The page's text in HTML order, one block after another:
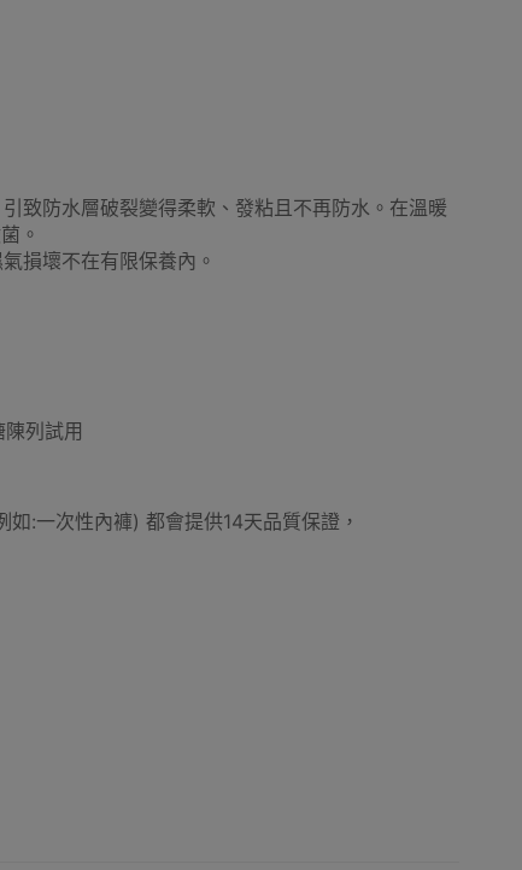
夏日水上運動 沙灘嬉水放電 工作燈
致防水層破裂變得柔軟、發粘且不再防水。在溫暖
。
損壞不在有限保養內。
列試用
:一次性內褲) 都會提供14天品質保證，